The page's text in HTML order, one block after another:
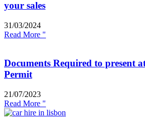
your sales
31/03/2024
Read More "
Documents Required to present
Permit
21/07/2023
Read More "